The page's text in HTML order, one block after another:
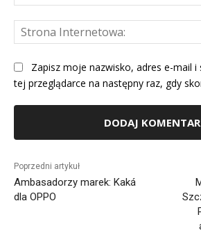
Zapisz moje nazwisko, adres e-mail
tej przeglądarce na następny raz, gdy
Poprzedni artykuł
Ambasadorzy marek: Kaká
dla OPPO